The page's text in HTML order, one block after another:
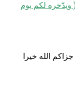
( ويدّخره لكم يوم
الله خيرا